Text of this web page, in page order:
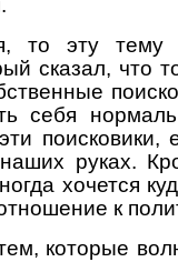
то эту тему
сказал, что
себя
поисковики,
руках.
хочется
к
которые